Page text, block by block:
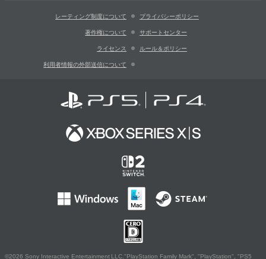
レーティング制度について プライバシーポリシー
著作権について サポートセンター
ライセンス ルール＆ポリシー
利用者情報の外部送信について
©2026 Sony Interactive Entertainment LLC."PlayStation Family Mark", "PlayStation", "PS5